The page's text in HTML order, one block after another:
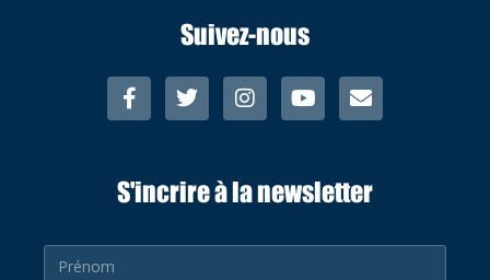
Suivez-nous
S'incrire à la newsletter